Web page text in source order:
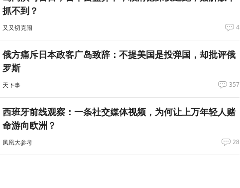
抓不到？
又又切克闹 4
俄方痛斥日本政客广岛致辞：不提美国是投弹国，却批评俄
罗斯
天下事 357
西班牙前线观察：一条社交媒体视频，为何让上万年轻人赌
命游向欧洲？
凤凰大参考 28